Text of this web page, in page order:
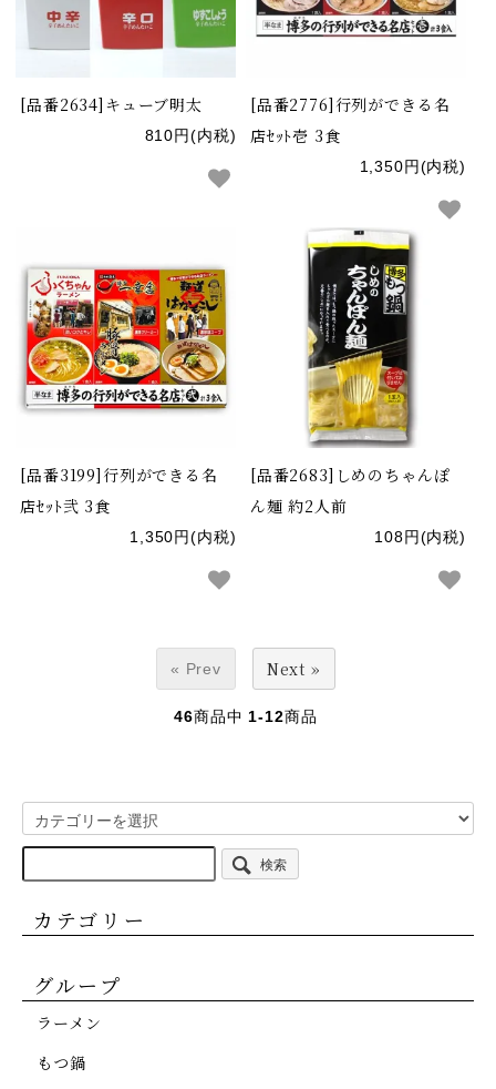
[品番2634]キューブ明太
810円(内税)
[品番2776]行列ができる名
店ｾｯﾄ壱 3食
1,350円(内税)
[品番3199]行列ができる名
店ｾｯﾄ弐 3食
1,350円(内税)
[品番2683]しめのちゃんぽ
ん麺 約2人前
108円(内税)
« Prev Next »
46商品中 1-12商品
検索
カテゴリー
グループ
ラーメン
もつ鍋